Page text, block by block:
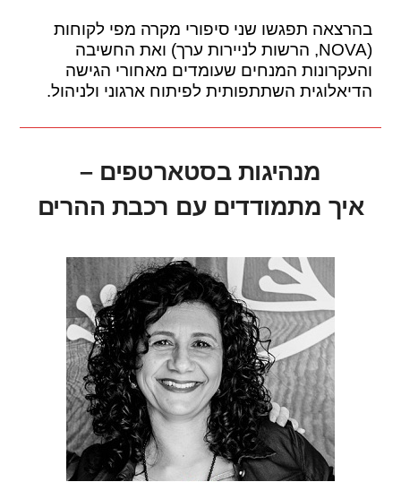
בהרצאה תפגשו שני סיפורי מקרה מפי לקוחות
(NOVA, הרשות לניירות ערך) ואת החשיבה
והעקרונות המנחים שעומדים מאחורי הגישה
הדיאלוגית השתתפותית לפיתוח ארגוני ולניהול.
מנהיגות בסטארטפים –
איך מתמודדים עם רכבת ההרים